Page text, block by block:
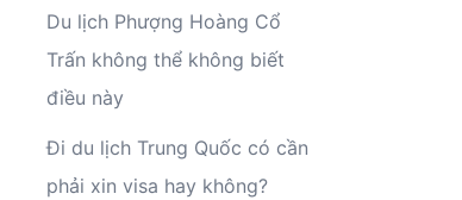
Du lịch Phượng Hoàng Cổ
Trấn không thể không biết
điều này
Đi du lịch Trung Quốc có cần
phải xin visa hay không?